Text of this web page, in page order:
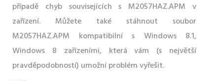
případě chyb souvisejících s M2057HAZ.APM v
zařízení. Můžete také stáhnout soubor
M2057HAZ.APM kompatibilní s Windows 8.1,
Windows 8 zařízeními, která vám (s největší
pravděpodobností) umožní problém vyřešit.